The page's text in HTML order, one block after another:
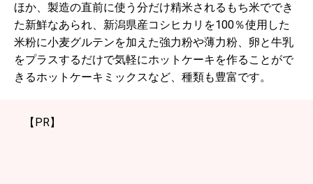
ほか、製造の直前に使う分だけ精米されるもち米ででき
た新鮮なあられ、新潟県産コシヒカリを100％使用した
米粉に小麦グルテンを加えた強力粉や薄力粉、卵と牛乳
をプラスするだけで気軽にホットケーキを作ることがで
きるホットケーキミックスなど、種類も豊富です。
【PR】